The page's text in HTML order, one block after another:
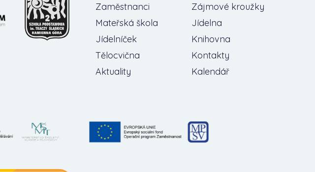
Zaměstnanci
Zájmové kroužky
Mateřská škola
Jídelna
Jídelníček
Knihovna
Tělocvična
Kontakty
Aktuality
Kalendář